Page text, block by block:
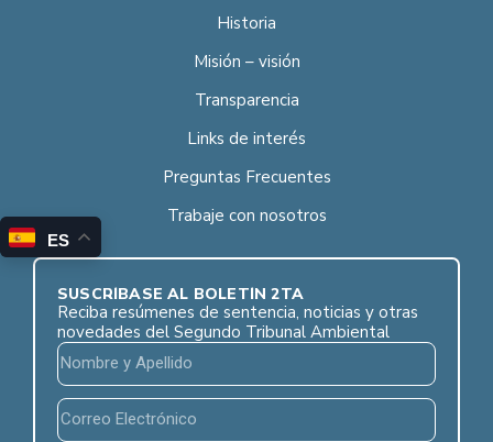
Historia
Misión – visión
Transparencia
Links de interés
Preguntas Frecuentes
Trabaje con nosotros
SUSCRÍBASE AL BOLETÍN 2TA
Reciba resúmenes de sentencia, noticias y otras
novedades del Segundo Tribunal Ambiental
ES